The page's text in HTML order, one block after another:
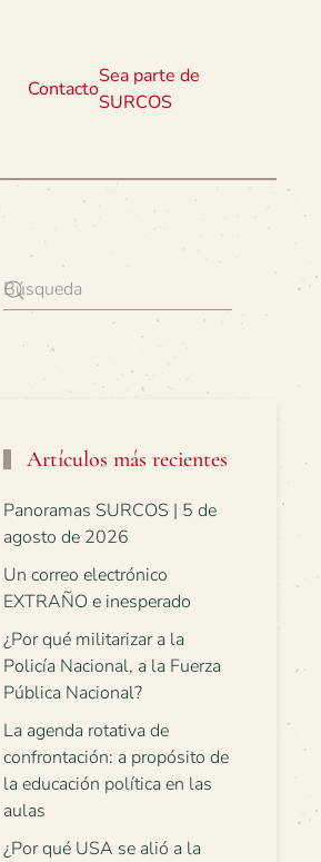
Contacto
Sea parte de
SURCOS
Artículos más recientes
Panoramas SURCOS | 5 de
agosto de 2026
Un correo electrónico
EXTRAÑO e inesperado
¿Por qué militarizar a la
Policía Nacional, a la Fuerza
Pública Nacional?
La agenda rotativa de
confrontación: a propósito de
la educación política en las
aulas
¿Por qué USA se alió a la